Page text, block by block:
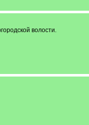
волости.